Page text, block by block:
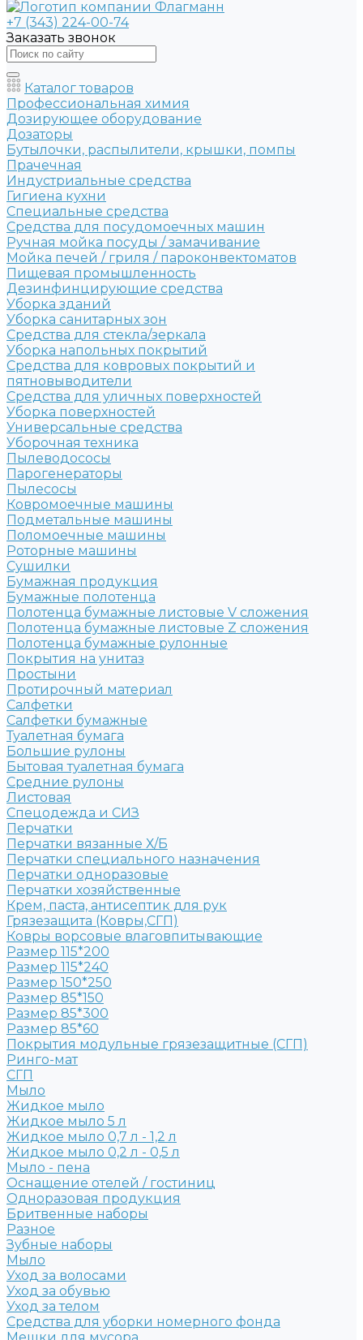
+7 (343) 224-00-74
Заказать звонок
Каталог товаров
Профессиональная химия
Дозирующее оборудование
Дозаторы
Бутылочки, распылители, крышки, помпы
Прачечная
Индустриальные средства
Гигиена кухни
Специальные средства
Средства для посудомоечных машин
Ручная мойка посуды / замачивание
Мойка печей / гриля / пароконвектоматов
Пищевая промышленность
Дезинфинцирующие средства
Уборка зданий
Уборка санитарных зон
Средства для стекла/зеркала
Уборка напольных покрытий
Средства для ковровых покрытий и
пятновыводители
Средства для уличных поверхностей
Уборка поверхностей
Универсальные средства
Уборочная техника
Пылеводососы
Парогенераторы
Пылесосы
Ковромоечные машины
Подметальные машины
Поломоечные машины
Роторные машины
Сушилки
Бумажная продукция
Бумажные полотенца
Полотенца бумажные листовые V сложения
Полотенца бумажные листовые Z сложения
Полотенца бумажные рулонные
Покрытия на унитаз
Простыни
Протирочный материал
Салфетки
Салфетки бумажные
Туалетная бумага
Большие рулоны
Бытовая туалетная бумага
Средние рулоны
Листовая
Спецодежда и СИЗ
Перчатки
Перчатки вязанные Х/Б
Перчатки специального назначения
Перчатки одноразовые
Перчатки хозяйственные
Крем, паста, антисептик для рук
Грязезащита (Ковры,СГП)
Ковры ворсовые влаговпитывающие
Размер 115*200
Размер 115*240
Размер 150*250
Размер 85*150
Размер 85*300
Размер 85*60
Покрытия модульные грязезащитные (СГП)
Ринго-мат
СГП
Мыло
Жидкое мыло
Жидкое мыло 5 л
Жидкое мыло 0,7 л - 1,2 л
Жидкое мыло 0,2 л - 0,5 л
Мыло - пена
Оснащение отелей / гостиниц
Одноразовая продукция
Бритвенные наборы
Разное
Зубные наборы
Мыло
Уход за волосами
Уход за обувью
Уход за телом
Средства для уборки номерного фонда